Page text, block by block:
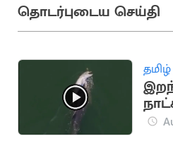
தொடர்புடைய செய்தி